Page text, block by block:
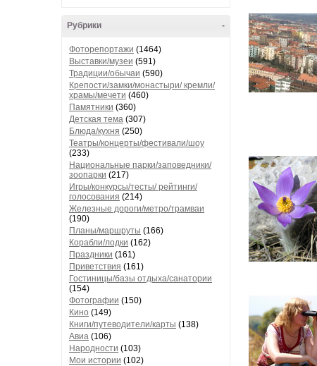
-
Рубрики
Фоторепортажи (1464)
Выставки/музеи (591)
Традиции/обычаи (590)
Крепости/замки/монастыри/ кремли/
храмы/мечети (460)
Памятники (360)
Детская тема (307)
Блюда/кухня (250)
Театры/концерты/фестивали/шоу
(233)
Национальные парки/заповедники/
зоопарки (217)
Игры/конкурсы/тесты/ рейтинги/
голосования (214)
Железные дороги/метро/трамваи
(190)
Планы/маршруты (166)
Корабли/лодки (162)
Праздники (161)
Приветствия (161)
Гостиницы/базы отдыха/санатории
(154)
Фотографии (150)
Кино (149)
Книги/путеводители/карты (138)
Авиа (106)
Народности (103)
Мои истории (102)